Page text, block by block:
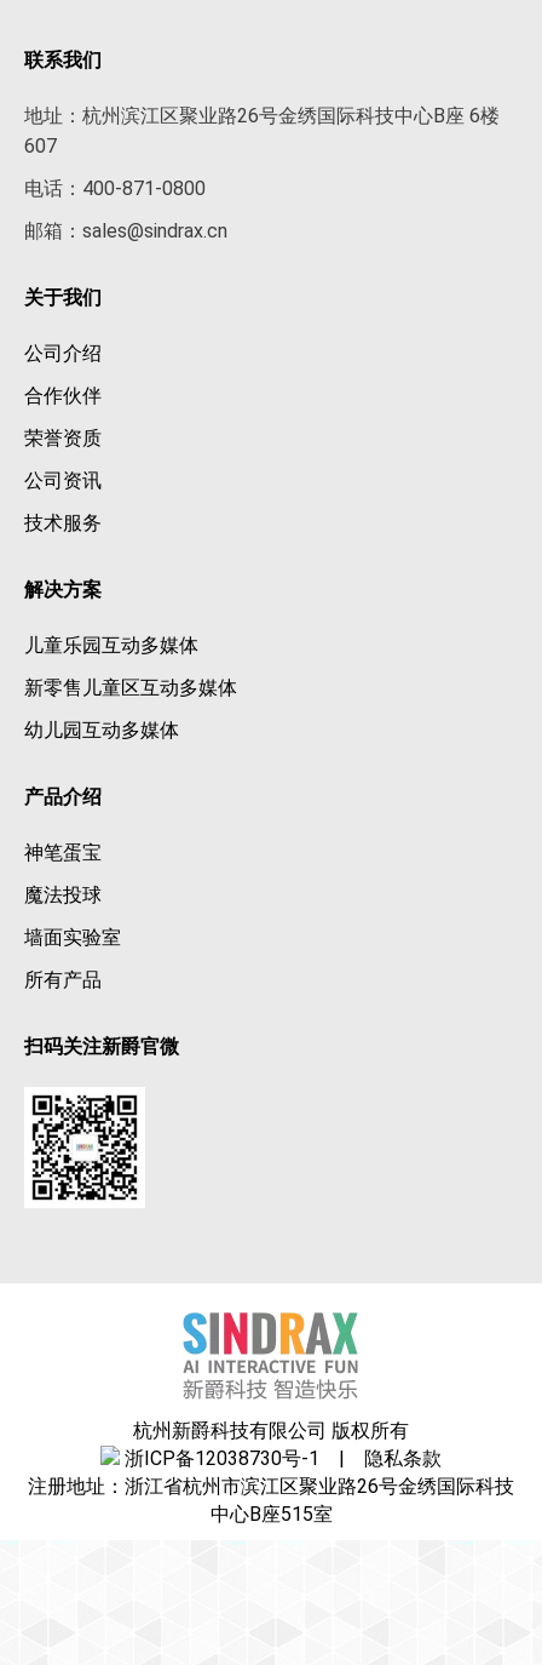
联系我们
地址：杭州滨江区聚业路26号金绣国际科技中心B座 6楼
607
电话：400-871-0800
邮箱：sales@sindrax.cn
关于我们
公司介绍
合作伙伴
荣誉资质
公司资讯
技术服务
解决方案
儿童乐园互动多媒体
新零售儿童区互动多媒体
幼儿园互动多媒体
产品介绍
神笔蛋宝
魔法投球
墙面实验室
所有产品
扫码关注新爵官微
杭州新爵科技有限公司 版权所有
浙ICP备12038730号-1
隐私条款
注册地址：浙江省杭州市滨江区聚业路26号金绣国际科技
中心B座515室